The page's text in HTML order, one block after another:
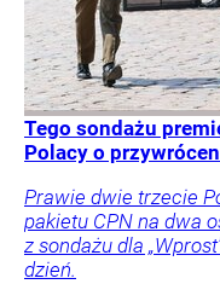
Tego sondażu
Polacy o
Prawie dwie trzecie
pakietu CPN na dwa
z sondażu dla
dzień.